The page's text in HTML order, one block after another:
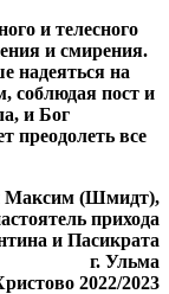
и телесного
и смирения.
надеяться на
соблюдая пост и
и Бог
преодолеть все
Максим (Шмидт),
прихода
и Пасикрата
г. Ульма
2022/2023